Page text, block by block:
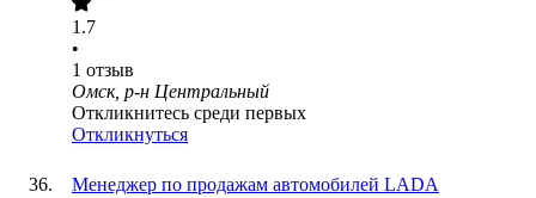
1.7
•
1 отзыв
Омск, р-н Центральный
Откликнитесь среди первых
Откликнуться
Менеджер по продажам автомобилей LADA